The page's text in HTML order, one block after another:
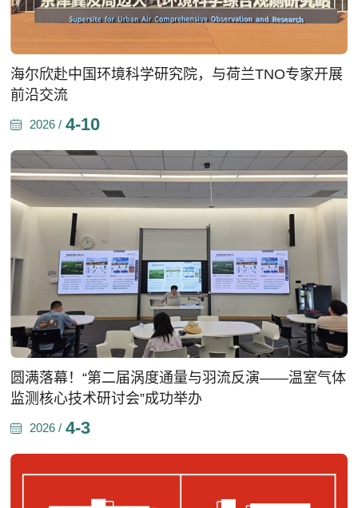
海尔欣赴中国环境科学研究院，与荷兰TNO专家开展
前沿交流
2026 / 4-10
圆满落幕！“第二届涡度通量与羽流反演——温室气体
监测核心技术研讨会”成功举办
2026 / 4-3